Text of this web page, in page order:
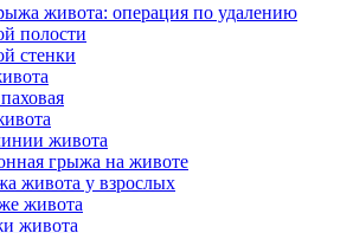
живота: операция по удалению
полости
стенки
живота
грыжа на животе
живота у взрослых
живота
живота